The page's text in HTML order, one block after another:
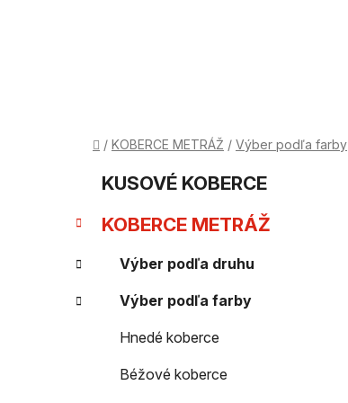
Domov
/ KOBERCE METRÁŽ / Výber podľa farby
o
ý
kategórie
t
e
g
KUSOVÉ KOBERCE
KOBERCE METRÁŽ
Výber podľa druhu
Výber podľa farby
Hnedé koberce
Béžové koberce